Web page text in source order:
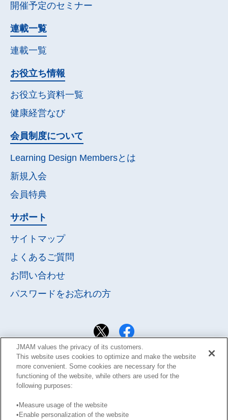
開催予定のセミナー
連載一覧
連載一覧
お役立ち情報
お役立ち資料一覧
健康経営なび
会員制度について
Learning Design Membersとは
新規入会
会員特典
サポート
サイトマップ
よくあるご質問
お問い合わせ
パスワードをお忘れの方
JMAM values the privacy of its customers.
This website uses cookies to optimize and make the website
more convenient. Some cookies are necessary for the
functioning of the website, while others are used for the
following purposes:
•Measure usage of the website
•Enable personalization of the website